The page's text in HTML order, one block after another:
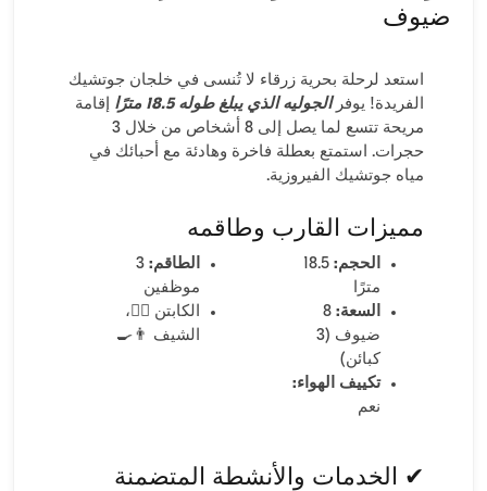
ضيوف
استعد لرحلة بحرية زرقاء لا تُنسى في خلجان جوتشيك
الفريدة! يوفرالجوليه الذي يبلغ طوله 18.5 مترًا
إقامة
مريحة تتسع لما يصل إلى 8 أشخاص من خلال 3
حجرات. استمتع بعطلة فاخرة وهادئة مع أحبائك في
مياه جوتشيك الفيروزية.
مميزات القارب وطاقمه
الحجم: 18.5
مترًا
السعة: 8
ضيوف (3
كبائن)
تكييف الهواء:
نعم
الطاقم: 3
موظفين
الكابتن 👨‍✈️،
الشيف 👨‍🍳
✔ الخدمات والأنشطة المتضمنة